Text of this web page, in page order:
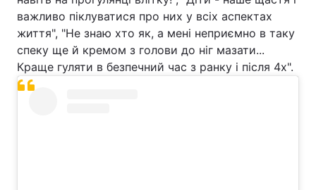
важливо піклуватися про них у всіх аспектах
життя", "Не знаю хто як, а мені неприємно в таку
спеку ще й кремом з голови до ніг мазати...
Краще гуляти в безпечний час з ранку і після 4х".